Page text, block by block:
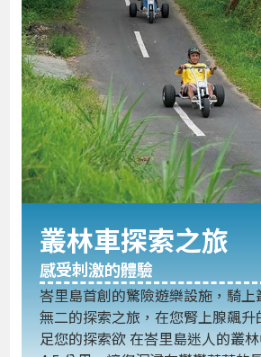
叢林車探索之旅
感受刺激的體驗
峇里島首創的驚險遊樂設施，騎
無二的探索之旅，在您腎上腺飆
足您的探索欲 在峇里島迷人的叢